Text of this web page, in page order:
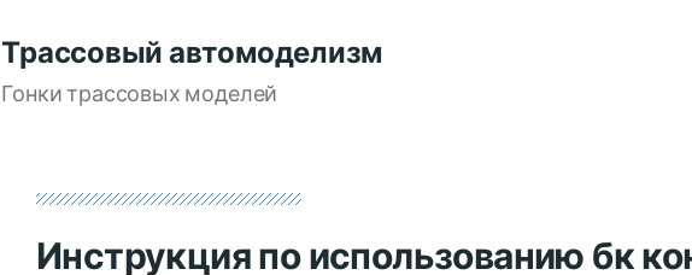
Трассовый автомоделизм
Гонки трассовых моделей
Инструкция по использованию бк